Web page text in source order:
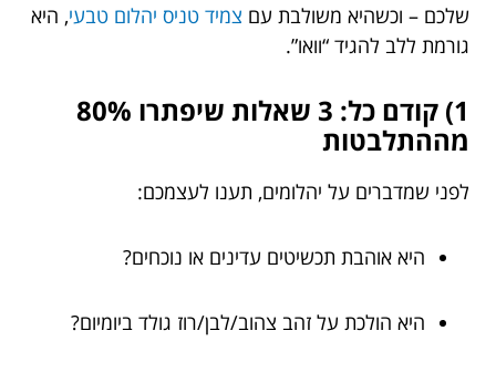
שלכם – וכשהיא משולבת עם צמיד טניס יהלום טבעי, היא
גורמת ללב להגיד “וואו”.
1) קודם כל: 3 שאלות שיפתרו 80%
מההתלבטות
לפני שמדברים על יהלומים, תענו לעצמכם:
היא אוהבת תכשיטים עדינים או נוכחים?
היא הולכת על זהב צהוב/לבן/רוז גולד ביומיום?